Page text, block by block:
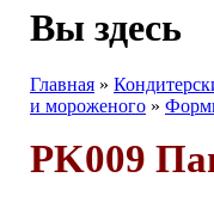
Вы здесь
Главная »
и мороженого »
PK009